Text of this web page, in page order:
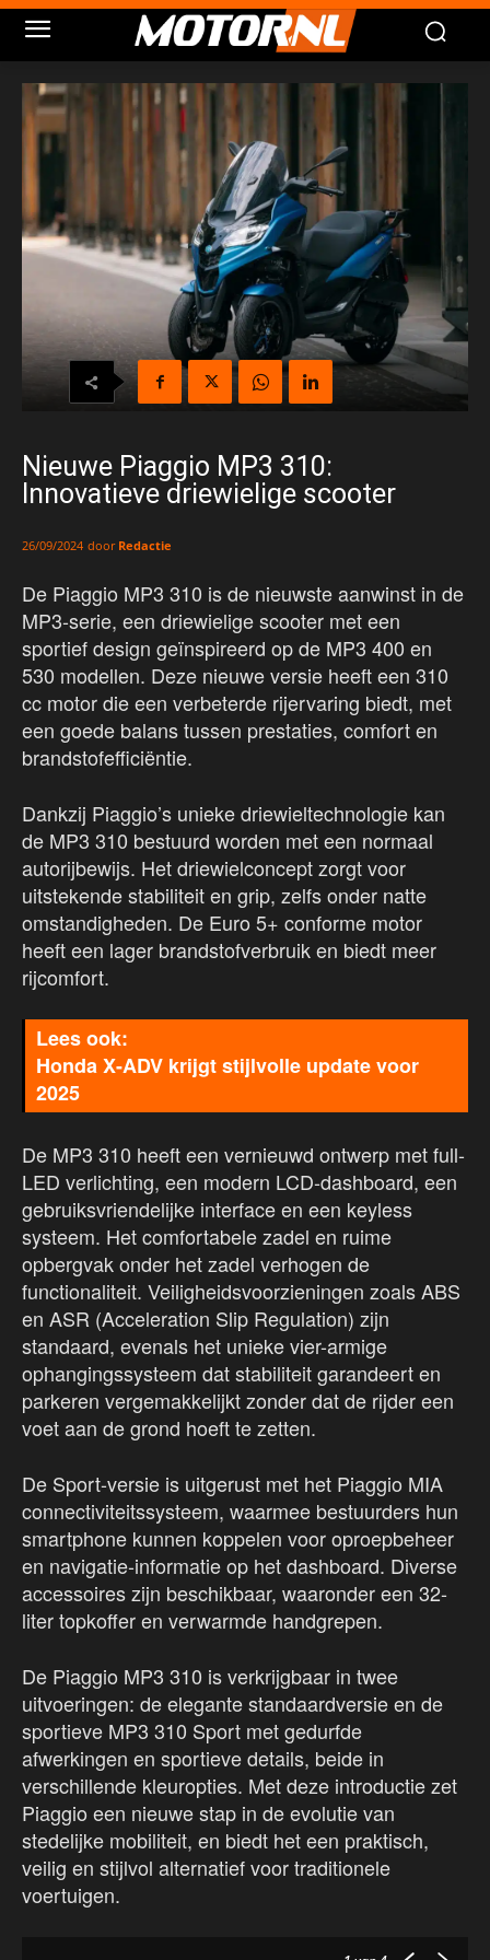
Nieuwe Piaggio MP3 310:
Innovatieve driewielige scooter
26/09/2024 door Redactie
De Piaggio MP3 310 is de nieuwste aanwinst in de
MP3-serie, een driewielige scooter met een
sportief design geïnspireerd op de MP3 400 en
530 modellen. Deze nieuwe versie heeft een 310
cc motor die een verbeterde rijervaring biedt, met
een goede balans tussen prestaties, comfort en
brandstofefficiëntie.
Dankzij Piaggio’s unieke driewieltechnologie kan
de MP3 310 bestuurd worden met een normaal
autorijbewijs. Het driewielconcept zorgt voor
uitstekende stabiliteit en grip, zelfs onder natte
omstandigheden. De Euro 5+ conforme motor
heeft een lager brandstofverbruik en biedt meer
rijcomfort.
Honda X-ADV krijgt stijlvolle update voor
2025
De MP3 310 heeft een vernieuwd ontwerp met full-
LED verlichting, een modern LCD-dashboard, een
gebruiksvriendelijke interface en een keyless
systeem. Het comfortabele zadel en ruime
opbergvak onder het zadel verhogen de
functionaliteit. Veiligheidsvoorzieningen zoals ABS
en ASR (Acceleration Slip Regulation) zijn
standaard, evenals het unieke vier-armige
ophangingssysteem dat stabiliteit garandeert en
parkeren vergemakkelijkt zonder dat de rijder een
voet aan de grond hoeft te zetten.
De Sport-versie is uitgerust met het Piaggio MIA
connectiviteitssysteem, waarmee bestuurders hun
smartphone kunnen koppelen voor oproepbeheer
en navigatie-informatie op het dashboard. Diverse
accessoires zijn beschikbaar, waaronder een 32-
liter topkoffer en verwarmde handgrepen.
De Piaggio MP3 310 is verkrijgbaar in twee
uitvoeringen: de elegante standaardversie en de
sportieve MP3 310 Sport met gedurfde
afwerkingen en sportieve details, beide in
verschillende kleuropties. Met deze introductie zet
Piaggio een nieuwe stap in de evolutie van
stedelijke mobiliteit, en biedt het een praktisch,
veilig en stijlvol alternatief voor traditionele
voertuigen.